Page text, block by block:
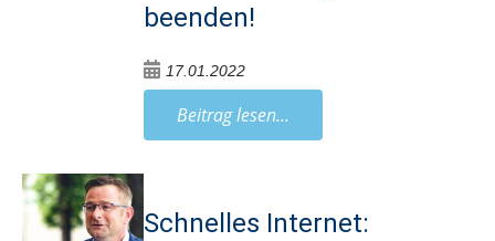
beenden!
17.01.2022
Beitrag lesen...
Schnelles Internet: